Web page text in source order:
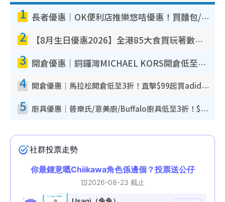
1 長者優惠｜OK便利店推樂悠咭優惠！買麵包/牛奶/保健品拍卡即減
2 【8月生日優惠2026】全港85大食買玩著數攻略 自助餐/火鍋放題同行免費＋誠品/DONKI送現金券
3 開倉優惠｜銅鑼灣MICHAEL KORS開倉低至17折！直擊$500起買手袋/銀包/鞋款 必買經典Jet Set系列
4 開倉優惠｜馬拉松開倉低至3折！直擊$99起買adidas／New Balance／Puma鞋款 STANLEY保溫杯劈價至$119起
5 廚具優惠｜普樂氏/意美廚/Buffalo廚具低至3折！$89起買煎鍋／炒鑊／個人鍋 同場小家電激減至$99起